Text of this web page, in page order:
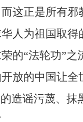
这正是所有邪
人为祖国取得
的“法轮功”之
放的中国让全
造谣污蔑、抹